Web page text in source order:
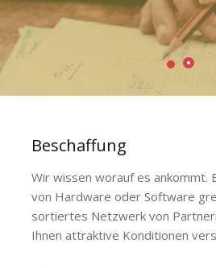
Beschaffung
Wir wissen worauf es ankommt.
von Hardware oder Software
sortiertes Netzwerk von
Ihnen attraktive Konditionen